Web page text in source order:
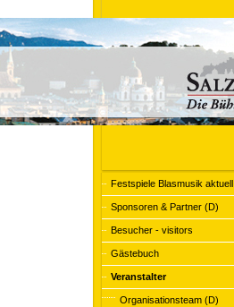
Festspiele Blasmusik aktuell
Sponsoren & Partner (D)
Besucher - visitors
Gästebuch
Veranstalter
Organisationsteam (D)